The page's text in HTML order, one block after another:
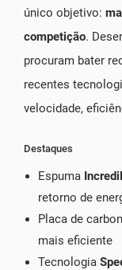
único objetivo:
competição.
procuram bater
recentes
velocidade,
Destaques
Espuma
retorno de
Placa de
mais eficiente
Tecnologia